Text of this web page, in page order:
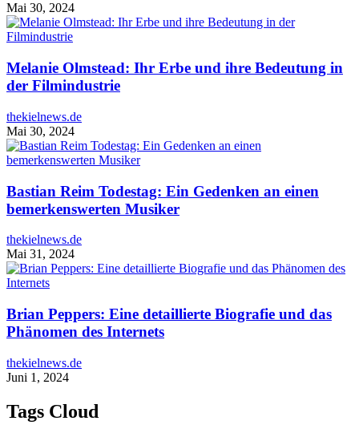
Mai 30, 2024
Melanie Olmstead: Ihr Erbe und ihre Bedeutung in
der Filmindustrie
thekielnews.de
Mai 30, 2024
Bastian Reim Todestag: Ein Gedenken an einen
bemerkenswerten Musiker
thekielnews.de
Mai 31, 2024
Brian Peppers: Eine detaillierte Biografie und das
Phänomen des Internets
thekielnews.de
Juni 1, 2024
Tags Cloud